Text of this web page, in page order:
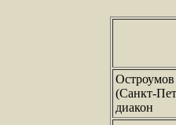
(Санкт-
диакон